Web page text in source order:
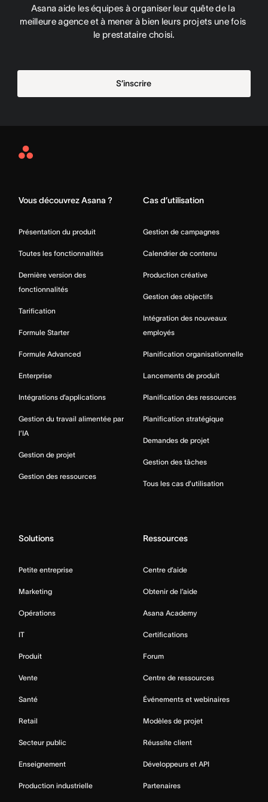
Asana aide les équipes à organiser leur quête de la
meilleure agence et à mener à bien leurs projets une fois
le prestataire choisi.
S’inscrire
Asana
Vous découvrez Asana ?
Présentation du produit
Toutes les fonctionnalités
Dernière version des
fonctionnalités
Tarification
Formule Starter
Formule Advanced
Enterprise
Intégrations d’applications
Gestion du travail alimentée par
l’IA
Gestion de projet
Gestion des ressources
Cas d’utilisation
Gestion de campagnes
Calendrier de contenu
Production créative
Gestion des objectifs
Intégration des nouveaux
employés
Planification organisationnelle
Lancements de produit
Planification des ressources
Planification stratégique
Demandes de projet
Gestion des tâches
Tous les cas d’utilisation
Solutions
Petite entreprise
Marketing
Opérations
IT
Produit
Vente
Santé
Retail
Secteur public
Enseignement
Production industrielle
Ressources
Centre d’aide
Obtenir de l’aide
Asana Academy
Certifications
Forum
Centre de ressources
Événements et webinaires
Modèles de projet
Réussite client
Développeurs et API
Partenaires